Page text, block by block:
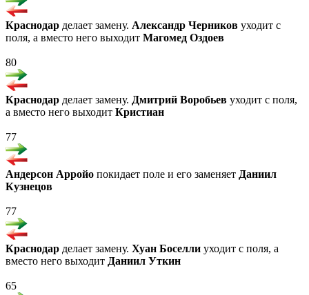
Краснодар делает замену. Александр Черников уходит с
поля, а вместо него выходит Магомед Оздоев
80
Краснодар делает замену. Дмитрий Воробьев уходит с поля,
а вместо него выходит Кристиан
77
Андерсон Арройо покидает поле и его заменяет Даниил
Кузнецов
77
Краснодар делает замену. Хуан Боселли уходит с поля, а
вместо него выходит Даниил Уткин
65